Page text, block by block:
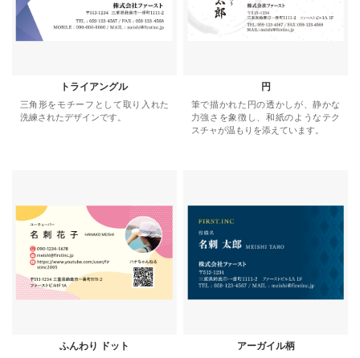
トライアングル
三角形をモチーフとして取り入れた
洗練されたデザインです。
円
筆で描かれた円の透かしが、静かな
力強さを象徴し、和紙のようなテク
スチャが温もりを添えています。
ふんわり ドット アーガイル柄